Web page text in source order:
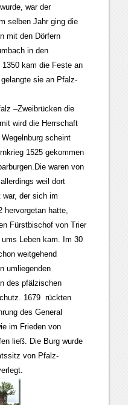
war der
selben Jahr ging die
mit den Dörfern
in den
kam die Feste an
sie an Pfalz-
–Zweibrücken die
wird die Herrschaft
scheint
1525 gekommen
waren von
weil dort
war, der sich im
hervorgetan hatte,
Fürstbischof von Trier
Leben kam. Im 30
weitgehend
umliegenden
des pfälzischen
1679 rückten
des General
im Frieden von
ließ. Die Burg wurde
von Pfalz-